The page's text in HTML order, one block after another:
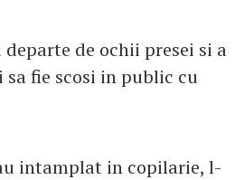
de ochii presei si a
fie scosi in public cu
intamplat in copilarie, l-